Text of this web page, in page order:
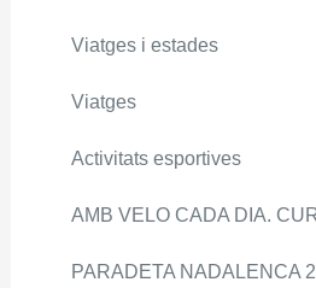
Viatges i estades
Viatges
Activitats esportives
AMB VELO CADA DIA.
PARADETA NADALENCA